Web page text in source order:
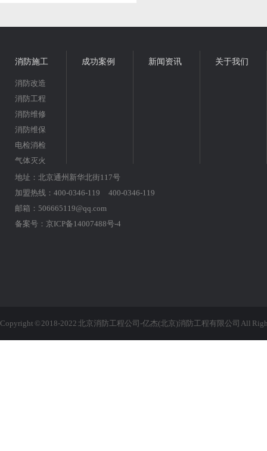
消防施工
消防改造
消防工程
消防维修
消防维保
电检消检
气体灭火
成功案例 新闻资讯 关于我们
地址：北京通州新华北街117号
加盟热线：400-0346-119 400-0346-119
邮箱：506665119@qq.com
备案号： 京ICP备14007488号-4
Copyright © 2018-2022 北京消防工程公司-亿杰(北京)消防工程有限公司 All